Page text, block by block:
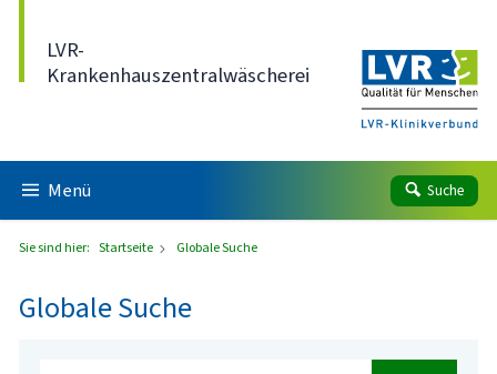
LVR-
Krankenhauszentralwäscherei
Menü Suche
Sie sind hier: Startseite Globale Suche
Globale Suche